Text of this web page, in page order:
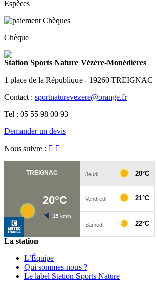
Espèces
Chèque
Station Sports Nature Vézère-Monédières
1 place de la République - 19260 TREIGNAC
Contact : sportnaturevezere@orange.fr
Tel : 05 55 98 00 93
Demander un devis
Nous suivre :
La station
L’Équipe
Qui sommes-nous ?
Le label Station Sports Nature